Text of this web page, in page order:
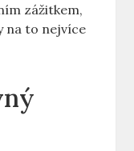
zážitkem,
na to nejvíce